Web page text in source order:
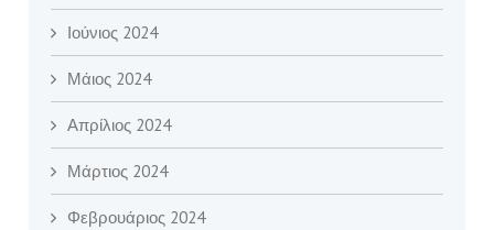
Ιούνιος 2024
Μάιος 2024
Απρίλιος 2024
Μάρτιος 2024
Φεβρουάριος 2024